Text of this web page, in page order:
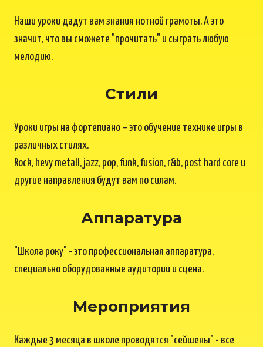
Наши уроки дадут вам знания нотной грамоты. А это
значит, что вы сможете "прочитать" и сыграть любую
мелодию.
Стили
Уроки игры на фортепиано – это обучение технике игры в
различных стилях.
Rock, hevy metall, jazz, pop, funk, fusion, r&b, post hard core и
другие направления будут вам по силам.
Аппаратура
"Школа року" - это профессиональная аппаратура,
специально оборудованные аудитории и сцена.
Мероприятия
Каждые 3 месяца в школе проводятся "сейшены" - все